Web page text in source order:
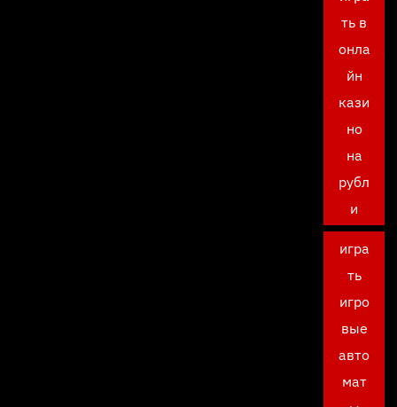
ть в
онла
йн
кази
но
на
рубл
и
игра
ть
игро
вые
авто
мат